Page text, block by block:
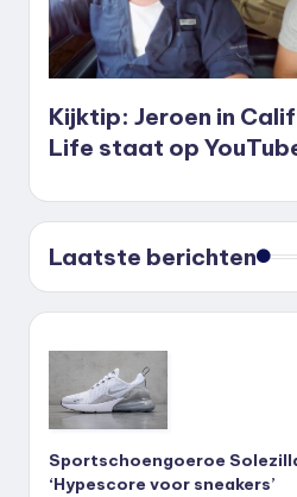
Kijktip: Jeroen in
Life staat op
Laatste berichten
Sportschoengoeroe
‘Hypescore voor sneakers’